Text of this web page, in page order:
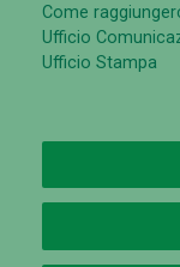
Come
Ufficio
Ufficio Stampa